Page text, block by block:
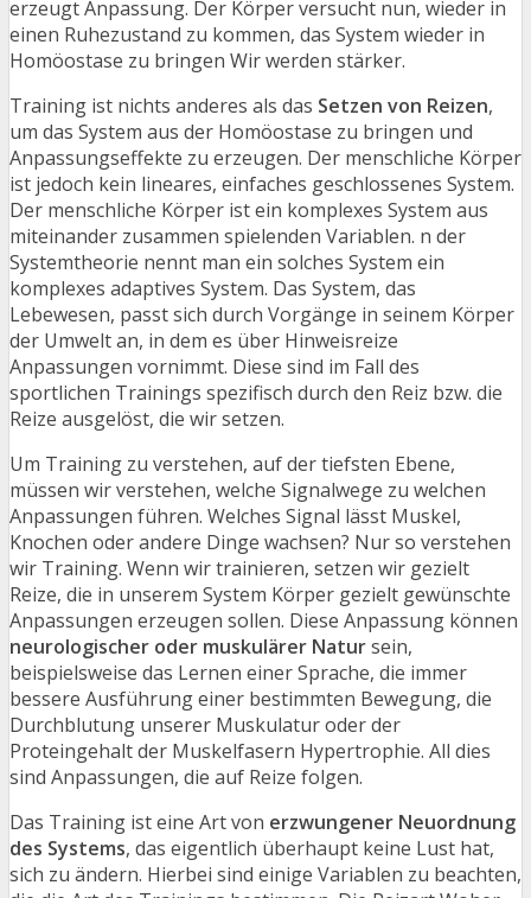
erzeugt Anpassung. Der Körper versucht nun, wieder in
einen Ruhezustand zu kommen, das System wieder in
Homöostase zu bringen Wir werden stärker.
Training ist nichts anderes als das Setzen von Reizen,
um das System aus der Homöostase zu bringen und
Anpassungseffekte zu erzeugen. Der menschliche Körper
ist jedoch kein lineares, einfaches geschlossenes System.
Der menschliche Körper ist ein komplexes System aus
miteinander zusammen spielenden Variablen. n der
Systemtheorie nennt man ein solches System ein
komplexes adaptives System. Das System, das
Lebewesen, passt sich durch Vorgänge in seinem Körper
der Umwelt an, in dem es über Hinweisreize
Anpassungen vornimmt. Diese sind im Fall des
sportlichen Trainings spezifisch durch den Reiz bzw. die
Reize ausgelöst, die wir setzen.
Um Training zu verstehen, auf der tiefsten Ebene,
müssen wir verstehen, welche Signalwege zu welchen
Anpassungen führen. Welches Signal lässt Muskel,
Knochen oder andere Dinge wachsen? Nur so verstehen
wir Training. Wenn wir trainieren, setzen wir gezielt
Reize, die in unserem System Körper gezielt gewünschte
Anpassungen erzeugen sollen. Diese Anpassung können
neurologischer oder muskulärer Natursein,
beispielsweise das Lernen einer Sprache, die immer
bessere Ausführung einer bestimmten Bewegung, die
Durchblutung unserer Muskulatur oder der
Proteingehalt der Muskelfasern Hypertrophie. All dies
sind Anpassungen, die auf Reize folgen.
Das Training ist eine Art von erzwungener Neuordnung
des Systems, das eigentlich überhaupt keine Lust hat,
sich zu ändern. Hierbei sind einige Variablen zu beachten,